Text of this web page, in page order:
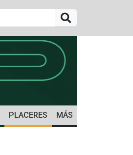
PLACERES MÁS